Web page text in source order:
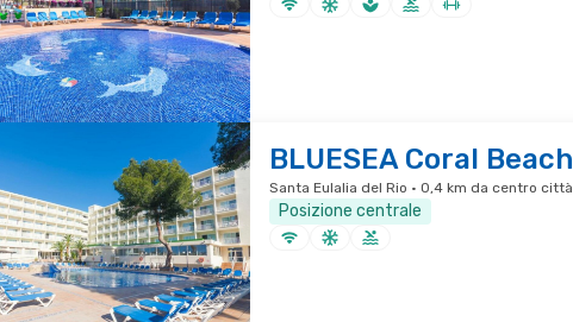
BLUESEA Coral Beach
Santa Eulalia del Rio · 0,4 km da centro città
Posizione centrale